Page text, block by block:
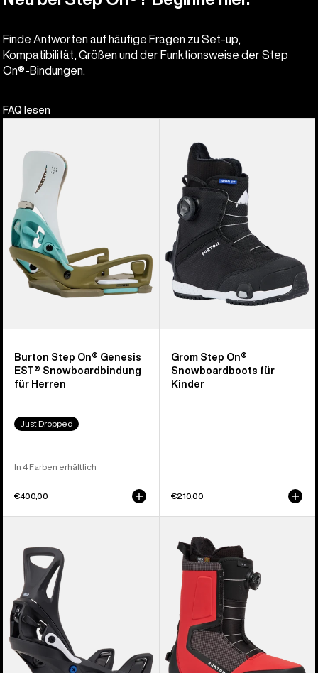
Finde Antworten auf häufige Fragen zu Set-up,
Kompatibilität, Größen und der Funktionsweise der Step
On®-Bindungen.
FAQ lesen
Genesis
Snowboardbindung
für
Herren
Burton Step On® Genesis
EST® Snowboardbindung
für Herren
Just Dropped
In 4 Farben erhältlich
€400,00
Step On®
Snowboardboots
Kinder
Grom Step On®
Snowboardboots für
Kinder
€210,00
Smalls
Re:Flex
Snowboardbindung
für
Kinder
Highshot
Step On®
Snowboardboots
Herren